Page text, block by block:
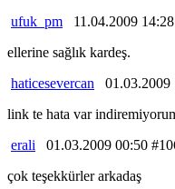
ufuk_pm 11.04.2009
ellerine sağlık kardeş.
haticesevercan 01.03.2009
link te hata var
erali 01.03.2009 00:50
çok teşekkürler arkadaş